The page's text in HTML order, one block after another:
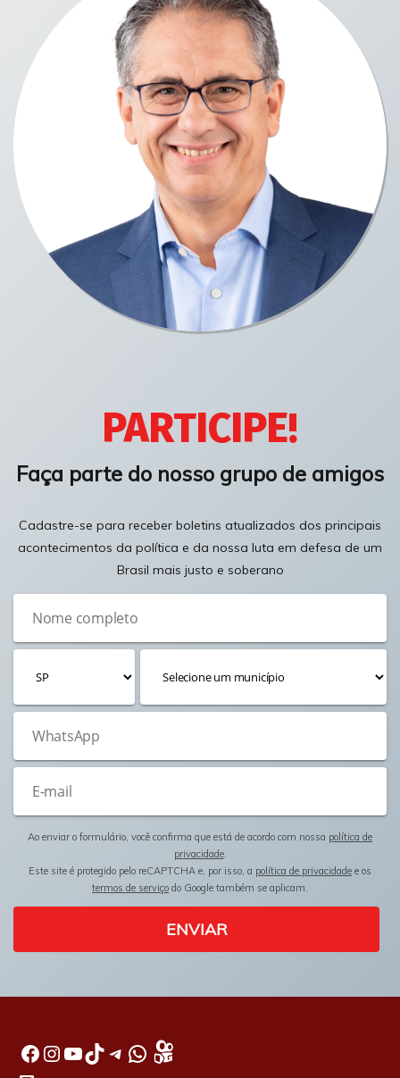
PARTICIPE!
Faça parte do nosso grupo de amigos
Cadastre-se para receber boletins atualizados dos principais
acontecimentos da política e da nossa luta em defesa de um
Brasil mais justo e soberano
Ao enviar o formulário, você confirma que está de acordo com nossa política de
privacidade.
Este site é protegido pelo reCAPTCHA e, por isso, a política de privacidade e os
termos de serviço do Google também se aplicam.
ENVIAR
Facebook InstagramYoutube TikTok Telegram WhatsApp